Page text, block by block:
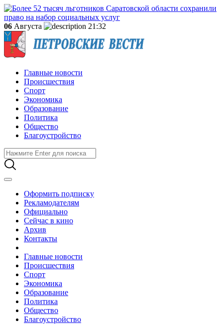
06 Августа 21:32
Главные новости
Происшествия
Спорт
Экономика
Образование
Политика
Общество
Благоустройство
Оформить подписку
Рекламодателям
Официально
Сейчас в кино
Архив
Контакты
Главные новости
Происшествия
Спорт
Экономика
Образование
Политика
Общество
Благоустройство